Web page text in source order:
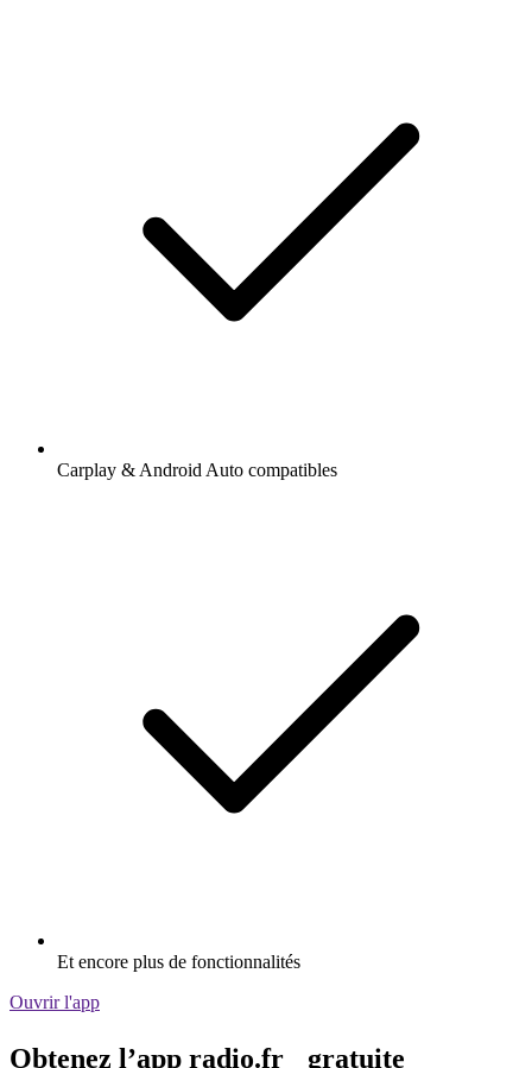
Carplay & Android Auto compatibles
Et encore plus de fonctionnalités
Ouvrir l'app
Obtenez l’app radio.fr gratuite